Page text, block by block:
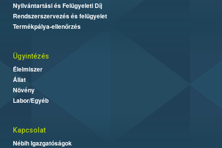
Nyilvántartási és Felügyeleti Díj
Rendszerszervezés és felügyelet
Termékpálya-ellenőrzés
Ügyintézés
Élelmiszer
Állat
Növény
Labor/Egyéb
Kapcsolat
Nébih Igazgatóságok